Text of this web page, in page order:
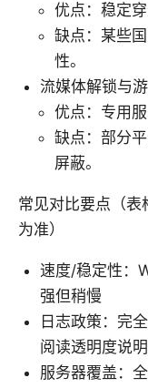
优点：稳定
缺点：某些
性。
流媒体解锁与
优点：专用
缺点：部分
屏蔽。
常见对比要点（表
为准）
速度/稳定性：
强但稍慢
日志政策：完
阅读透明度说明
服务器覆盖：